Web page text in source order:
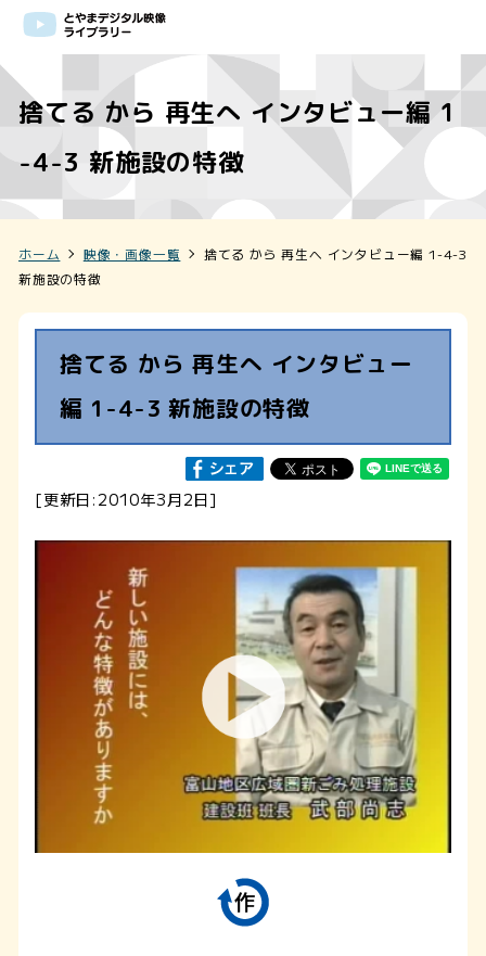
捨てる から 再生へ インタビュー編 1
-4-3 新施設の特徴
ホーム 映像・画像一覧
捨てる から 再生へ インタビュー編 1-4-3
新施設の特徴
捨てる から 再生へ インタビュー
編 1-4-3 新施設の特徴
[更新日:2010年3月2日]